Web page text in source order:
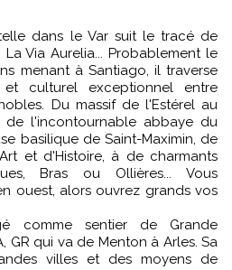
Via Aurelia... Probablement le
menant à Santiago, il traverse
culturel exceptionnel entre
Du massif de l'Estérel au
de l'incontournable abbaye du
basilique de Saint-Maximin, de
et d'Histoire, à de charmants
Bras ou Ollières... Vous
ouest, alors ouvrez grands vos
comme sentier de Grande
GR qui va de Menton à Arles. Sa
villes et des moyens de